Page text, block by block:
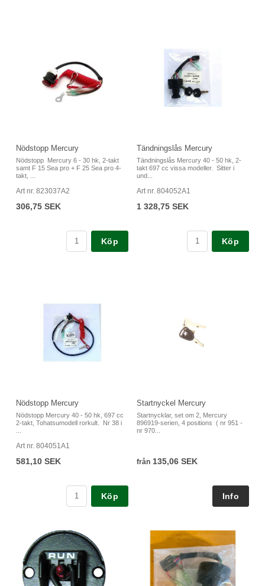
Nödstopp Mercury
Nödstopp Mercury 6 - 30 hk, 2-takt
samt F 15 Sea pro + F 25 Sea pro 4-
takt, ...
Art nr. 823037A2
306,75 SEK
Köp
Tändningslås Mercury
Tändningslås Mercury 40 - 50 hk, 2-
takt 697 cc vissa modeller. Sitter i
und...
Art nr. 804052A1
1 328,75 SEK
Köp
Nödstopp Mercury
Nödstopp Mercury 40 - 50 hk, 697 cc
2-takt, Tohatsumodell rorkult. Nr 38 i
Art nr. 804051A1
581,10 SEK
Köp
Startnyckel Mercury
Startnycklar, set om 2, Mercury
896919-serien, 4 positions ( nr 951 -
nr 970...
från 135,06 SEK